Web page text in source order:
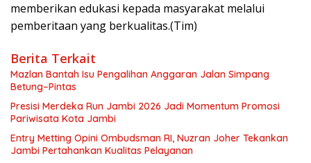
memberikan edukasi kepada masyarakat melalui
pemberitaan yang berkualitas.(Tim)
Berita Terkait
Mazlan Bantah Isu Pengalihan Anggaran Jalan Simpang
Betung–Pintas
Presisi Merdeka Run Jambi 2026 Jadi Momentum Promosi
Pariwisata Kota Jambi
Entry Metting Opini Ombudsman RI, Nuzran Joher Tekankan
Jambi Pertahankan Kualitas Pelayanan